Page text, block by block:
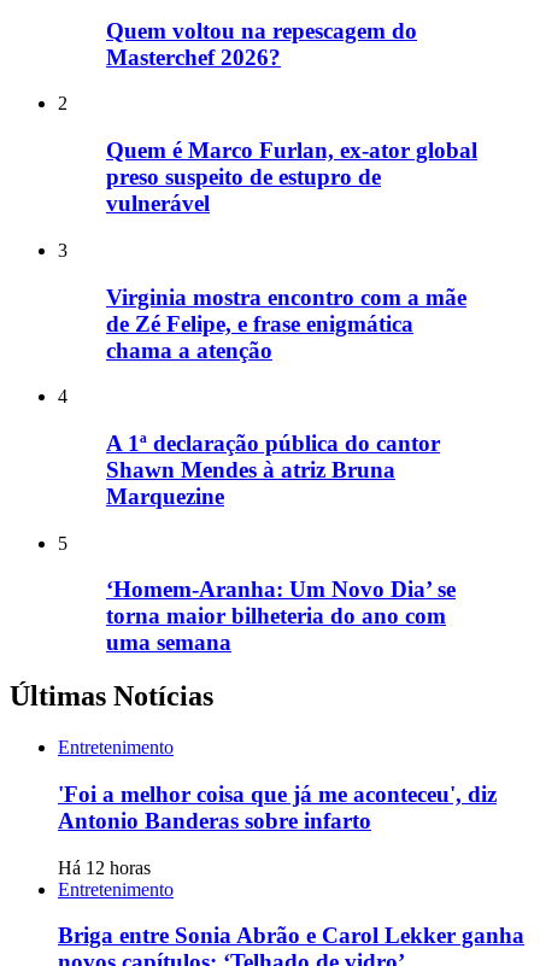
Quem voltou na repescagem do
Masterchef 2026?
2
Quem é Marco Furlan, ex-ator global
preso suspeito de estupro de
vulnerável
3
Virginia mostra encontro com a mãe
de Zé Felipe, e frase enigmática
chama a atenção
4
A 1ª declaração pública do cantor
Shawn Mendes à atriz Bruna
Marquezine
5
‘Homem-Aranha: Um Novo Dia’ se
torna maior bilheteria do ano com
uma semana
Últimas Notícias
Entretenimento
'Foi a melhor coisa que já me aconteceu', diz
Antonio Banderas sobre infarto
Há 12 horas
Entretenimento
Briga entre Sonia Abrão e Carol Lekker ganha